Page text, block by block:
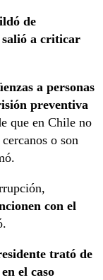
de
salió a criticar
a personas
preventiva
que en Chile no
o son
con el
trató de
el caso